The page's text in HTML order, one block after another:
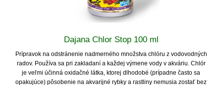
Dajana Chlor Stop 100 ml
Prípravok na odstránenie nadmerného množstva chlóru z vodovodných
radov. Používa sa pri zakladaní a každej výmene vody v akváriu. Chlór
je veľmi účinná oxidačné látka, ktorej dlhodobé (prípadne často sa
opakujúce) pôsobenie na akvarijné rybky a rastliny nemusia zostať bez